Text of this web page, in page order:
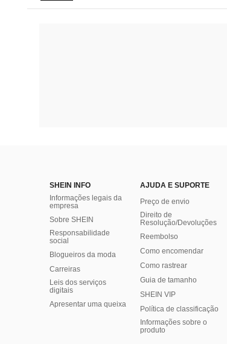
SHEIN INFO
Informações legais da
empresa
Sobre SHEIN
Responsabilidade
social
Blogueiros da moda
Carreiras
Leis dos serviços
digitais
Apresentar uma queixa
AJUDA E SUPORTE
Preço de envio
Direito de
Resolução/Devoluções
Reembolso
Como encomendar
Como rastrear
Guia de tamanho
SHEIN VIP
Política de classificação
​Informações sobre o
produto